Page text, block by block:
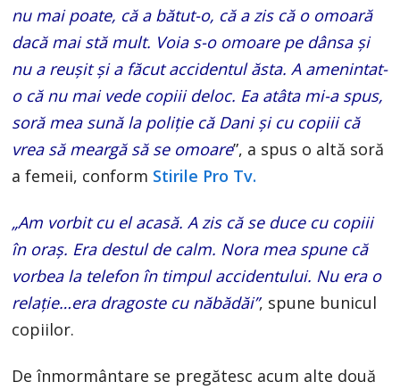
nu mai poate, că a bătut-o, că a zis că o omoară
dacă mai stă mult. Voia s-o omoare pe dânsa și
nu a reușit și a făcut accidentul ăsta. A amenintat-
o că nu mai vede copiii deloc. Ea atâta mi-a spus,
soră mea sună la poliție că Dani și cu copiii că
vrea să meargă să se omoare”, a spus o altă soră
a femeii, conform Stirile Pro Tv.
„Am vorbit cu el acasă. A zis că se duce cu copiii
în oraş. Era destul de calm. Nora mea spune că
vorbea la telefon în timpul accidentului. Nu era o
relaţie…era dragoste cu năbădăi”, spune bunicul
copiilor.
De înmormântare se pregătesc acum alte două